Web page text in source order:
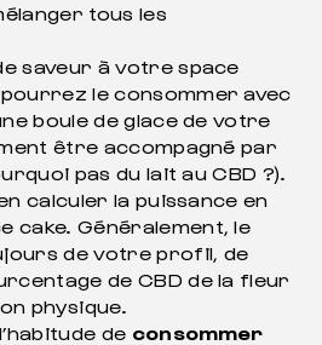
tous les
saveur à votre space
pourrez le consommer avec
boule de glace de votre
être accompagné par
pas du lait au CBD ?).
calculer la puissance en
cake. Généralement, le
de votre profil, de
de CBD de la fleur
physique.
de consommer